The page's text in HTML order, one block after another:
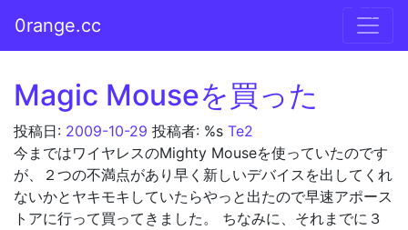
メインナビゲーション
0range.cc
Magic Mouseを買った
投稿日: 2009-10-29 投稿者: %s Te2
今まではワイヤレスのMighty Mouseを使っていたのです
が、２つの不満点があり早く新しいデバイスを出してくれ
ないかとヤキモキしていたらやっと出たので早速アポース
トアに行って買ってきました。 ちなみに、それまでに３